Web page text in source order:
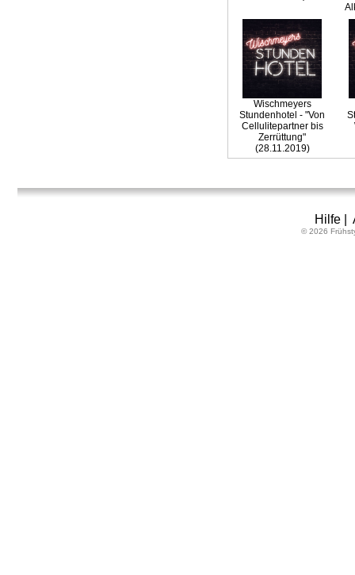
Wischmeyers
Stundenhotel - "Von
Cellulitepartner bis
Zerrüttung"
(28.11.2019)
Hilfe|
© 2026